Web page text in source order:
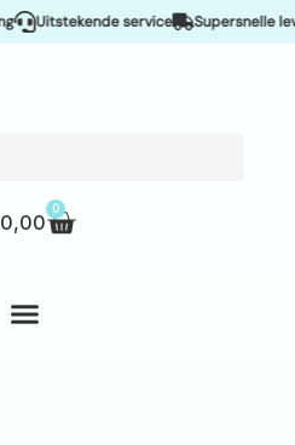
Uitstekende service Supersnelle
0,00
0